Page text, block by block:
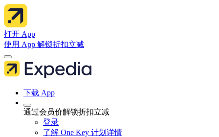
打开 App
使用 App 解锁折扣立减
下载 App
通过会员价解锁折扣立减
登录
了解 One Key 计划详情